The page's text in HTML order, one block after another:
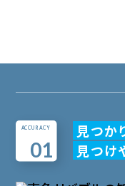
ACCURACY
01
見つか
見つけ